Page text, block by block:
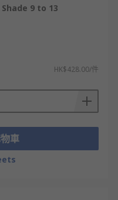
9 to 13
HK$428.00/件
車